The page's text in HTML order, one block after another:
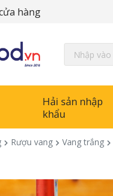
hàng
Hải sản nhập
khẩu
Rượu vang Vang trắng